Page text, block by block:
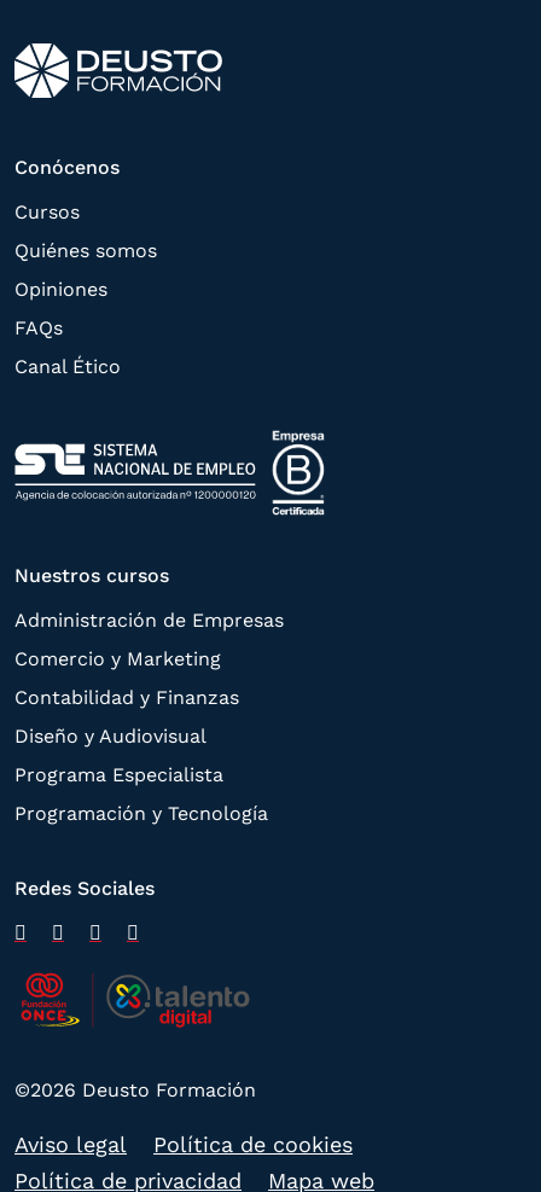
correspondiente. Compartiremos su
solicitud con las empresas que conforman
estas puedan hacerle llegar la mejor
oferta de productos y servicios de acuerdo
a su petición. Quedan reconocidos los
limitación, tal y como se explica en la
Política de Privacidad
Conócenos
Cursos
Quiénes somos
Opiniones
FAQs
Canal Ético
Nuestros cursos
Administración de Empresas
Comercio y Marketing
Contabilidad y Finanzas
Diseño y Audiovisual
Programa Especialista
Programación y Tecnología
Redes Sociales
©2026 Deusto Formación
Aviso legal
Política de cookies
Política de privacidad
Mapa web